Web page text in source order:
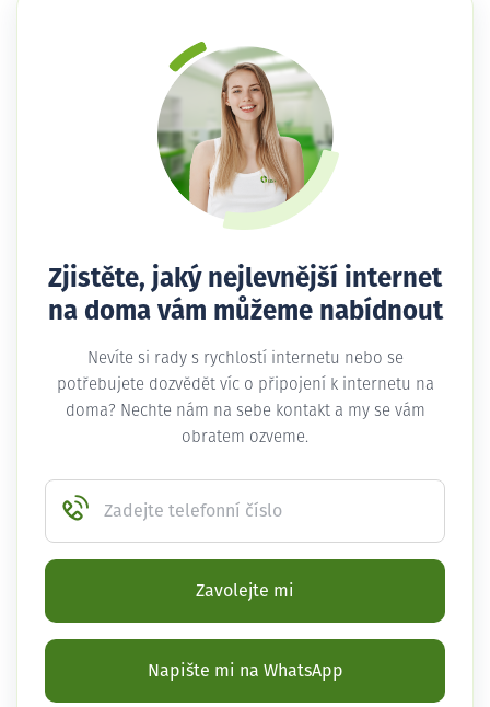
Zjistěte, jaký nejlevnější internet
na doma vám můžeme nabídnout
Nevíte si rady s rychlostí internetu nebo se
potřebujete dozvědět víc o připojení k internetu na
doma? Nechte nám na sebe kontakt a my se vám
obratem ozveme.
Zadejte telefonní číslo
Zavolejte mi
Napište mi na WhatsApp